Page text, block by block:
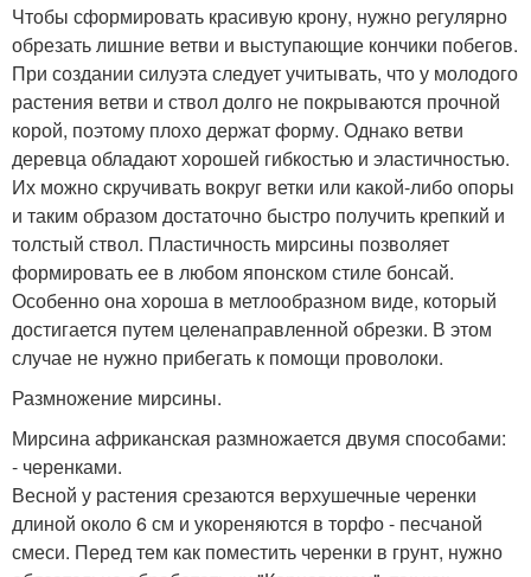
Чтобы сформировать красивую крону, нужно регулярно
обрезать лишние ветви и выступающие кончики побегов.
При создании силуэта следует учитывать, что у молодого
растения ветви и ствол долго не покрываются прочной
корой, поэтому плохо держат форму. Однако ветви
деревца обладают хорошей гибкостью и эластичностью.
Их можно скручивать вокруг ветки или какой-либо опоры
и таким образом достаточно быстро получить крепкий и
толстый ствол. Пластичность мирсины позволяет
формировать ее в любом японском стиле бонсай.
Особенно она хороша в метлообразном виде, который
достигается путем целенаправленной обрезки. В этом
случае не нужно прибегать к помощи проволоки.
Размножение мирсины.
Мирсина африканская размножается двумя способами:
- черенками.
Весной у растения срезаются верхушечные черенки
длиной около 6 см и укореняются в торфо - песчаной
смеси. Перед тем как поместить черенки в грунт, нужно